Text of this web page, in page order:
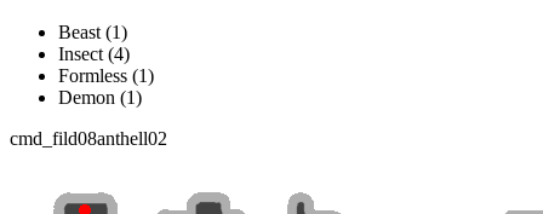
Beast (1)
Insect (4)
Formless (1)
Demon (1)
cmd_fild08anthell02